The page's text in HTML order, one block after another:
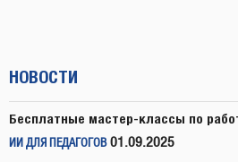
НОВОСТИ
Бесплатные мастер-классы по
ИИ ДЛЯ ПЕДАГОГОВ 01.09.2025